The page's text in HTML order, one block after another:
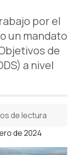
por el
un mandato
de
a nivel
de 2024
de lectura